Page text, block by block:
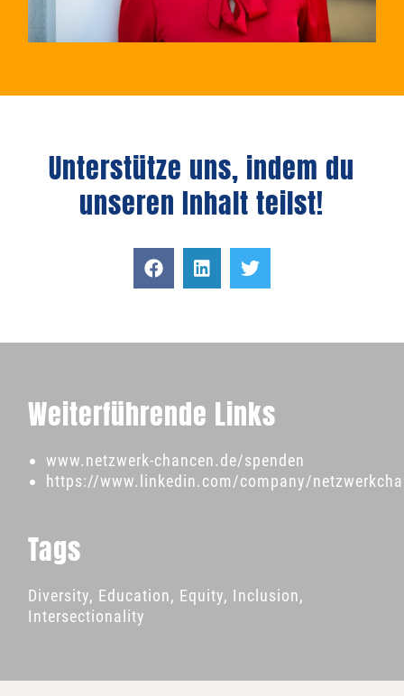
Unterstütze uns, indem du
unseren Inhalt teilst!
Weiterführende Links
www.netzwerk-chancen.de/spenden
https://www.linkedin.com/company/
Tags
Diversity, Education, Equity, Inclusion,
Intersectionality